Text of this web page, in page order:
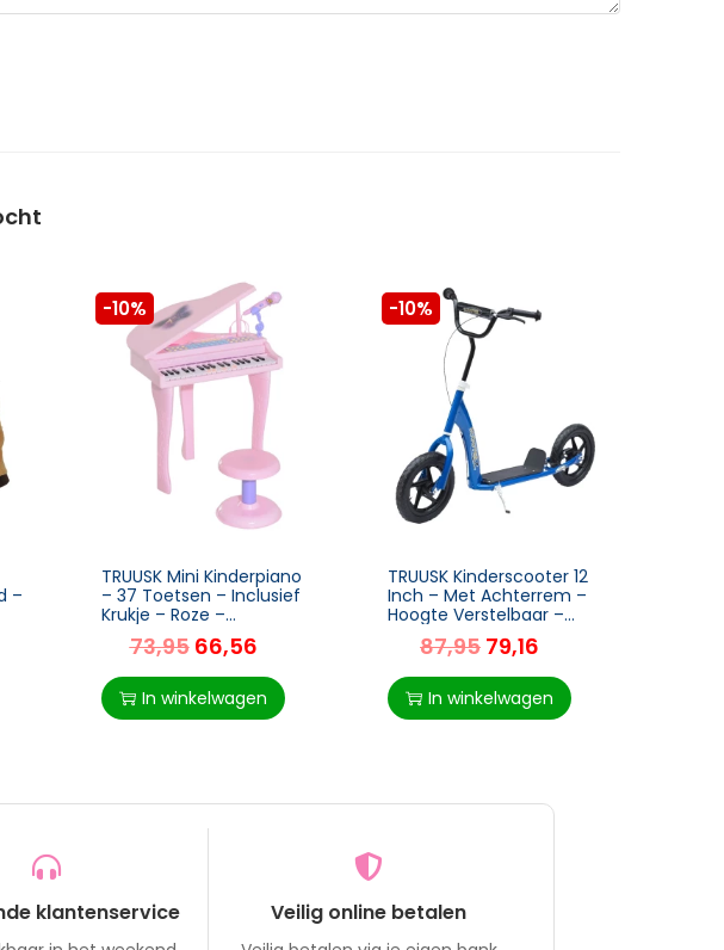
–
-10%
TRUUSK Mini Kinderpiano
– 37 Toetsen – Inclusief
Krukje – Roze –
Muziekinstrument met
MP3 en USB – Leuk voor
Kinderen
73,95 66,56
In winkelwagen
-10%
TRUUSK Kinderscooter 12
Inch – Met Achterrem –
Hoogte Verstelbaar –
Stadsscooter voor
Kinderen – Kickboard –
Blauw – 120 x 52 x
87,95 79,16
In winkelwagen
klantenservice Veilig online betalen